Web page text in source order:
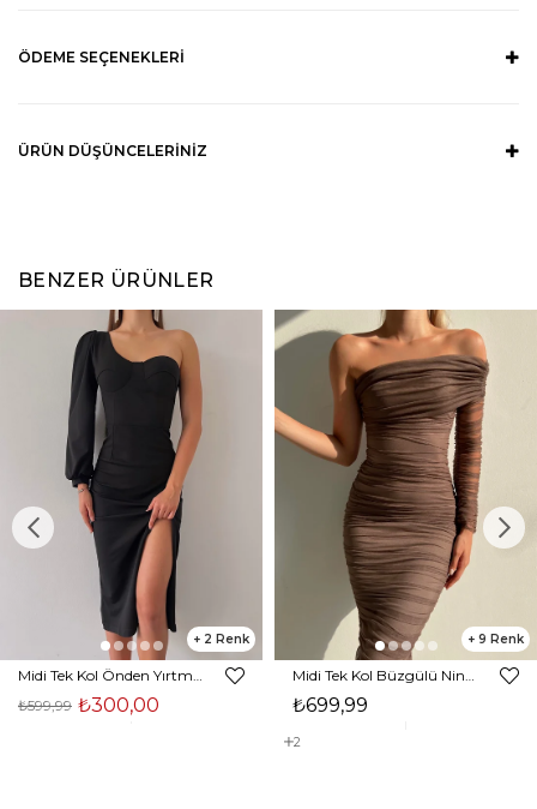
ÖDEME SEÇENEKLERI
ÜRÜN DÜŞÜNCELERINIZ
BENZER ÜRÜNLER
2
₺300,00
₺599,99
9
₺699,99
2